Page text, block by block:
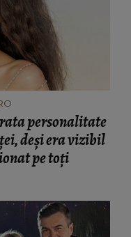
personalitate
deși era vizibil
pe toți